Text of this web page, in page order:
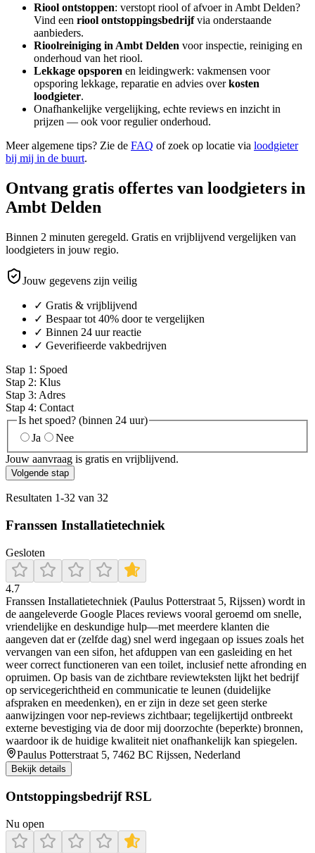
Riool ontstoppen: verstopt riool of afvoer in Ambt Delden?
Vind een riool ontstoppingsbedrijfvia onderstaande
aanbieders.
Rioolreiniging in Ambt Delden voor inspectie, reiniging en
onderhoud van het riool.
Lekkage opsporen en leidingwerk: vakmensen voor
opsporing lekkage, reparatie en advies overkosten
loodgieter.
Onafhankelijke vergelijking, echte reviews en inzicht in
prijzen — ook voor regulier onderhoud.
Meer algemene tips? Zie de FAQ of zoek op locatie via loodgieter
bij mij in de buurt.
Ontvang gratis offertes van loodgieters in
Ambt Delden
Binnen 2 minuten geregeld. Gratis en vrijblijvend vergelijken van
loodgieters in jouw regio.
Jouw gegevens zijn veilig
✓ Gratis & vrijblijvend
✓ Bespaar tot 40% door te vergelijken
✓ Binnen 24 uur reactie
✓ Geverifieerde vakbedrijven
Stap 1 : Spoed
Stap 2: Klus
Stap 3: Adres
Stap 4: Contact
Is het spoed? (binnen 24 uur)
Ja
Nee
Jouw aanvraag is gratis en vrijblijvend.
Volgende stap
Resultaten 1-32 van 32
Franssen Installatietechniek
Gesloten
4.7
Franssen Installatietechniek (Paulus Potterstraat 5, Rijssen) wordt in
de aangeleverde Google Places reviews vooral geroemd om snelle,
vriendelijke en deskundige hulp—met meerdere klanten die
aangeven dat er (zelfde dag) snel werd ingegaan op issues zoals het
vervangen van een sifon, het afduppen van een gasleiding en het
weer correct functioneren van een toilet, inclusief nette afronding en
opruimen. Op basis van de zichtbare reviewteksten lijkt het bedrijf
op servicegerichtheid en communicatie te leunen (duidelijke
afspraken en meedenken), en er zijn in deze set geen sterke
aanwijzingen voor nep-reviews zichtbaar; tegelijkertijd ontbreekt
externe bevestiging via de door mij doorzochte (beperkte) bronnen,
waardoor ik de huidige kwaliteit niet onafhankelijk kan spiegelen.
Paulus Potterstraat 5, 7462 BC Rijssen, Nederland
Bekijk details
Ontstoppingsbedrijf RSL
Nu open